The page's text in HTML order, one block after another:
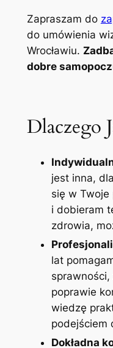
Zapraszam do
do umówienia
Wrocławiu.
dobre
Dlaczego
jest inna,
się w
i dobieram
zdrowia,
lat
poprawie
wiedzę
podejściem
Dokładna